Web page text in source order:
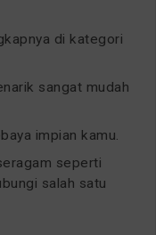
di kategori
sangat mudah
impian kamu.
seperti
salah satu